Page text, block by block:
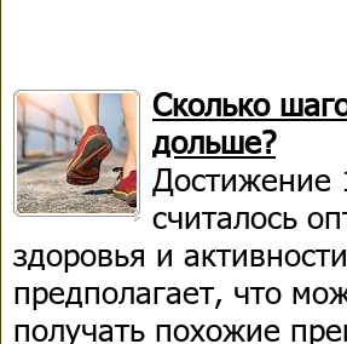
Сколько
дольше?
Достижение
считалось
здоровья и
предполагает, что
получать похожие